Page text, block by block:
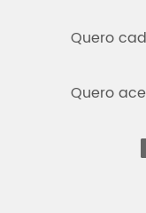
Quero
Quero